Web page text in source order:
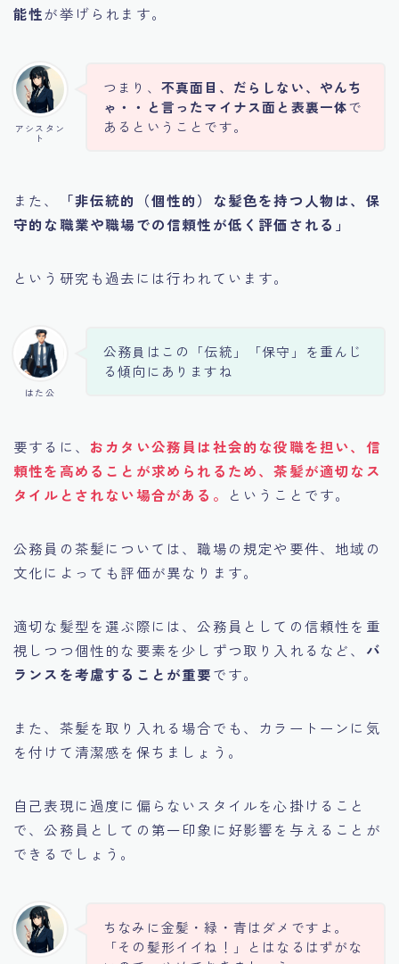
Follow Me
能性が挙げられます。
アシスタン
ト
つまり、 不真面目、だらしない、やんち
ゃ・・と言ったマイナス面と表裏一体で
あるということです。
また、
「非伝統的（個性的）な髪色を持つ人物は、保
守的な職業や職場での信頼性が低く評価される」
という研究も過去には行われています。
はた公
公務員はこの「伝統」「保守」を重んじ
る傾向にありますね
要するに、 おカタい公務員は社会的な役職を担い、信
頼性を高めることが求められるため、茶髪が適切なス
タイルとされない場合がある。
ということです。
公務員の茶髪については、職場の規定や要件、地域の
文化によっても評価が異なります。
適切な髪型を選ぶ際には、公務員としての信頼性を重
視しつつ個性的な要素を少しずつ取り入れるなど、 バ
ランスを考慮することが重要です。
また、茶髪を取り入れる場合でも、カラートーンに気
を付けて清潔感を保ちましょう。
自己表現に過度に偏らないスタイルを心掛けること
で、公務員としての第一印象に好影響を与えることが
できるでしょう。
ちなみに金髪・緑・青はダメですよ。
「その髪形イイね！」とはなるはずがな